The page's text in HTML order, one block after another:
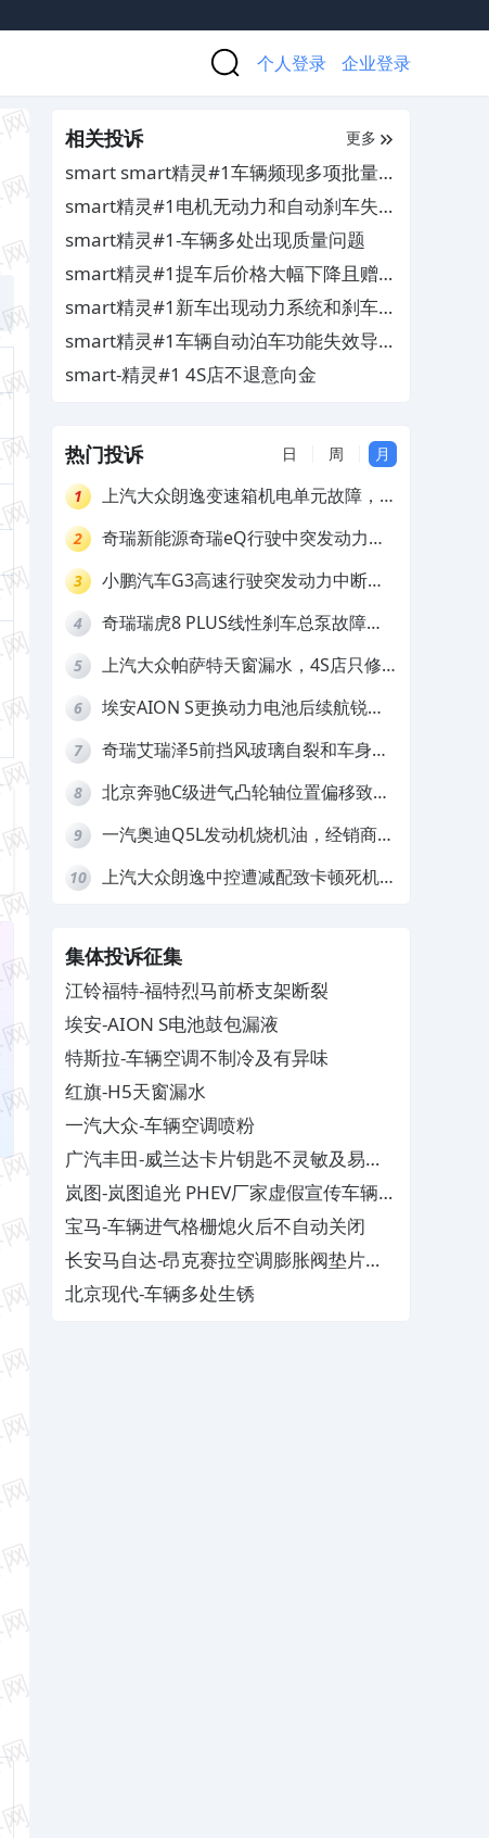
个人登录 企业登录
相关投诉 更多
smart smart精灵#1车辆频现多项批量质
量缺陷，4S店多次维修无法根治
smart精灵#1电机无动力和自动刹车失效
及软件系统无法升级，厂家无人处理
smart精灵#1-车辆多处出现质量问题
smart精灵#1提车后价格大幅下降且赠送
积分，商家不给予补偿
smart精灵#1新车出现动力系统和刹车失
灵等故障，造成行车中存在严重的安全隐
患
smart精灵#1车辆自动泊车功能失效导致
撞墙，厂商无法给予合理解释且不作出赔
smart-精灵#1 4S店不退意向金
热门投诉 日 周 月
1
上汽大众朗逸变速箱机电单元故障，厂
2
奇瑞新能源奇瑞eQ行驶中突发动力受
拒绝三电质保
3
小鹏汽车G3高速行驶突发动力中断，
4
奇瑞瑞虎8 PLUS线性刹车总泵故障，
5
上汽大众帕萨特天窗漏水，4S店只修
6
埃安AION S更换动力电池后续航锐
7
奇瑞艾瑞泽5前挡风玻璃自裂和车身多
8
北京奔驰C级进气凸轮轴位置偏移致发
9
一汽奥迪Q5L发动机烧机油，经销商推
10
上汽大众朗逸中控遭减配致卡顿死机，
集体投诉征集
江铃福特-福特烈马前桥支架断裂
埃安-AION S电池鼓包漏液
特斯拉-车辆空调不制冷及有异味
红旗-H5天窗漏水
一汽大众-车辆空调喷粉
广汽丰田-威兰达卡片钥匙不灵敏及易消
磁
岚图-岚图追光 PHEV厂家虚假宣传车辆配
置与功能
宝马-车辆进气格栅熄火后不自动关闭
长安马自达-昂克赛拉空调膨胀阀垫片生
锈
北京现代-车辆多处生锈